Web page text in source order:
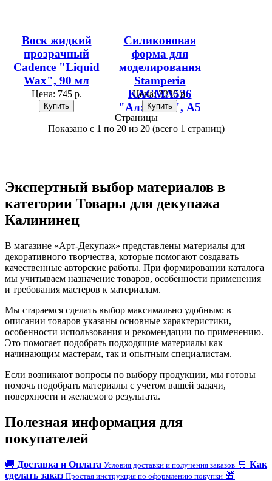
Воск жидкий
прозрачный
Cadence "Liquid
Wax", 90 мл
Цена: 745 р.
Силиконовая
форма для
моделирования
Stamperia
KACMA526
"Алхимия", А5
Цена:2230 р.
Страницы
Показано с 1 по 20 из 20 (всего 1 страниц)
Экспертный выбор материалов в
категории Товары для декупажа
Калининец
В магазине «Арт-Декупаж» представлены материалы для
декоративного творчества, которые помогают создавать
качественные авторские работы. При формировании каталога
мы учитываем назначение товаров, особенности применения
и требования мастеров к материалам.
Мы стараемся сделать выбор максимально удобным: в
описании товаров указаны основные характеристики,
особенности использования и рекомендации по применению.
Это помогает подобрать подходящие материалы как
начинающим мастерам, так и опытным специалистам.
Если возникают вопросы по выбору продукции, мы готовы
помочь подобрать материалы с учетом вашей задачи,
поверхности и желаемого результата.
Полезная информация для
покупателей
🚚 Доставка и Оплата Условия доставки и получения заказов 🛒 Как
сделать заказ Простая инструкция по оформлению покупки 🎁